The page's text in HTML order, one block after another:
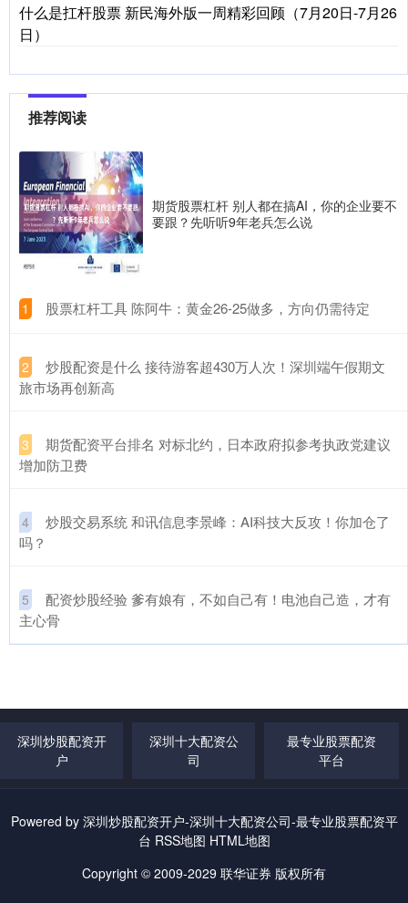
什么是扛杆股票 新民海外版一周精彩回顾（7月20日-7月26
日）
推荐阅读
期货股票杠杆 别人都在搞AI，你的企业要不
要跟？先听听9年老兵怎么说
1 ​股票杠杆工具 陈阿牛：黄金26-25做多，方向仍需待定
2
​炒股配资是什么 接待游客超430万人次！深圳端午假期文
旅市场再创新高
3
​期货配资平台排名 对标北约，日本政府拟参考执政党建议
增加防卫费
4
​炒股交易系统 和讯信息李景峰：AI科技大反攻！你加仓了
吗？
5
​配资炒股经验 爹有娘有，不如自己有！电池自己造，才有
主心骨
深圳炒股配资开
户
深圳十大配资公
司
最专业股票配资
平台
Powered by 深圳炒股配资开户-深圳十大配资公司-最专业股票配资平
台 RSS地图 HTML地图
Copyright © 2009-2029 联华证券 版权所有